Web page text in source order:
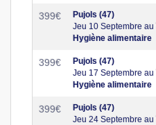
399€
Pujols (47)
Jeu 10 Septembre
Hygiène alimentaire
399€
Pujols (47)
Jeu 17 Septembre
Hygiène alimentaire
399€
Pujols (47)
Jeu 24 Septembre